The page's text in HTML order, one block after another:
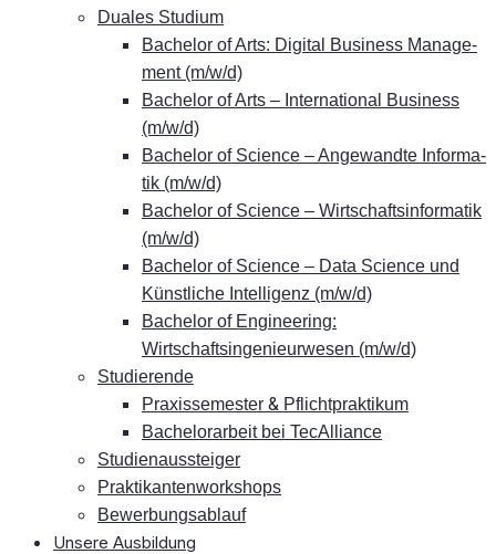
Dua­les Studium
Ba­che­lor of Arts: Di­gi­tal Busi­ness Ma­nage­
ment (m/w/d)
Ba­che­lor of Arts – In­ter­na­tio­nal Busi­ness
(m/w/d)
Ba­che­lor of Sci­ence – An­ge­wand­te In­for­ma­
tik (m/w/d)
Ba­che­lor of Sci­ence – Wirt­schafts­in­for­ma­tik
(m/w/d)
Ba­che­lor of Sci­ence – Data Sci­ence und
Künst­li­che In­tel­li­genz (m/w/d)
Ba­che­lor of En­gi­nee­ring:
Wirtschaftsingenieurwesen (m/w/d)
Stu­die­ren­de
Pra­xis­se­mes­ter & Pflichtpraktikum
Ba­che­lor­ar­beit bei TecAlliance
Stu­di­en­aus­stei­ger
Prak­ti­kan­ten­work­shops
Be­wer­bungs­ab­lauf
Un­se­re Ausbildung